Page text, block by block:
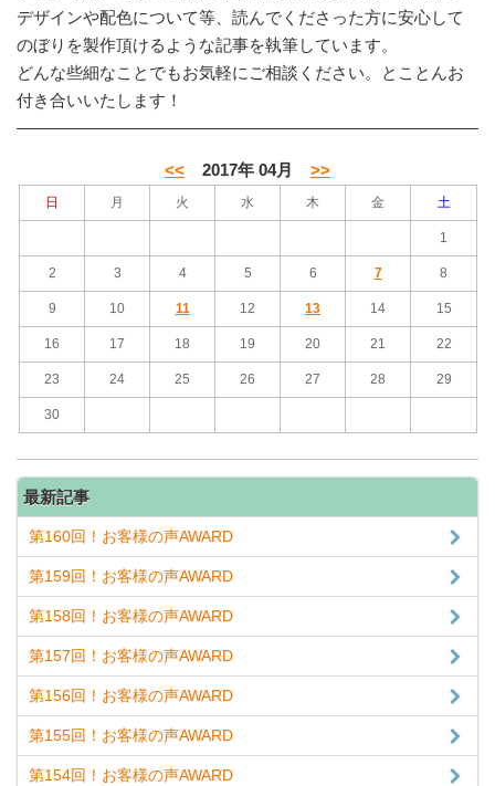
デザインや配色について等、読んでくださった方に安心して
のぼりを製作頂けるような記事を執筆しています。
どんな些細なことでもお気軽にご相談ください。とことんお
付き合いいたします！
<< 2017年 04月 >>
日 月 火 水 木 金 土
1
2 3 4 5 6 7 8
9 10 11 12 13 14 15
16 17 18 19 20 21 22
23 24 25 26 27 28 29
30
最新記事
第160回！お客様の声AWARD
第159回！お客様の声AWARD
第158回！お客様の声AWARD
第157回！お客様の声AWARD
第156回！お客様の声AWARD
第155回！お客様の声AWARD
第154回！お客様の声AWARD